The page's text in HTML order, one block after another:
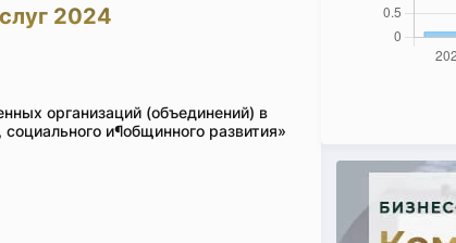
2024
организаций (объединений) в
и¶общинного развития»